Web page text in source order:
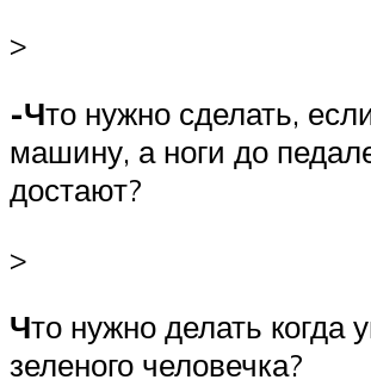
>
-Что нужно сделать,
машину, а ноги до
достают?
>
Что нужно делать когда
зеленого человечка?